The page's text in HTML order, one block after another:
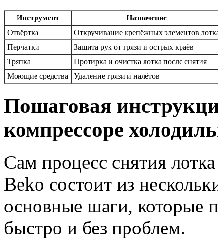
Инструмент
Назначение
Отвёртка
Откручивание крепёжных элементов
Перчатки
Защита рук от грязи и острых краёв
Тряпка
Протирка и очистка лотка после снятия
Моющие средства
Удаление грязи и налётов
Пошаговая
компрессоре
Сам процесс снятия
Beko состоит из
основные шаги, которые
быстро и без проблем.